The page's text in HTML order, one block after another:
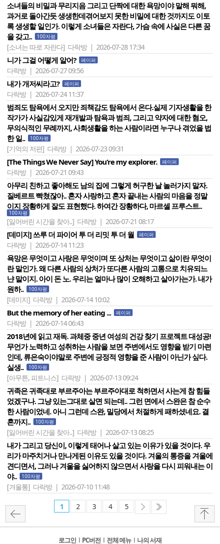
소녀들의 비밀과 무리지음 그리고 단짝에 대한 욕망이야 말해 뭐해,
과거로 돌아간듯 생생한데겪어보지 못한 비밀에 대한 것까지도 이토
록 생생할 일인가. 이렇게 소녀들은 자란다, 가슴 속에 사실은 다른 꿈
을 갖고..
100자평
[소녀는 따로 자란다] 다락방 | 2026-07-28 17:34
니가 그걸 어떻게 알어? 페이퍼
다락방 | 2026-07-27 09:56
내가 개저씨라고? 페이퍼
다락방 | 2026-07-24 11:37
범죄도 탐욕에서 오지만 죄책감도 탐욕에서 온다.실제 기자생활을 한
작가가 사실감있게 재개발과 탐욕과 범죄, 그리고 약자에 대한 혐오,
무의식적인 무례까지, 사회생활을 하는 사람이라면 누구나 겪었을 법
한 일..
100자평
[기억의 저편] 다락방 | 2026-07-23 09:31
[The Things We Never Say] You‘re my explorer. 페이퍼
다락방 | 2026-07-21 09:43
아무리 친하고 좋아해도 남의 집에 그렇게 허구한 날 놀러가지 말자.
질베르트 빡쳤잖아.. 혼자 사랑하고 혼자 끝내는 사람의 마음을 정말
이지 장황하게 잘도 표현했다. 하여간 장황하다, 마르셀 프루스트..
100자평
[잃어버린 시간을 찾아..] 다락방 | 2026-07-21 08:17
[데미지] 쓰루 더 파이어 투 더 리밋 투 더 월 페이퍼
다락방 | 2026-07-14 11:23
욕망은 무엇이고 사랑은 무엇이며 또 상처는 무엇이고 삶이란 무엇이
란 말인가. 왜 다른 사람의 상처가 또다른 사람의 고통으로 치유되느
냔 말이지. 아이 돈 노. 우리는 얼마나 많이 오해하고 살아가는가. 내가
원하..
100자평
[데미지] 다락방 | 2026-07-14 10:02
But the memory of her eating ... 페이퍼
다락방 | 2026-07-14 06:43
2018년에 읽고 재독. 과체중 중년 여성의 건강 찾기 프로젝트 대성공!
무언가 노력하고 성취하는 사람을 보면 주변에서도 영향을 받기 마련
인데, 류은숙이야말로 주변에 긍정적 영향을 준 사람이 아닌가 싶다.
실생..
100자평
[아무튼, 피트니스] 다락방 | 2026-07-13 09:24
귀족은 귀족대로 부르주아는 부르주아대로 척하면서 사는게 참 힘들
었겠구나. 그냥 있는그대로 살면 되는데.. 그런 면에서 스완은 참 순수
한 사람이었네. 아니 그런데 스완, 밀당에서 처절하게 패하셨네요. 결
혼까지..
100자평
[잃어버린 시간을 찾아..] 다락방 | 2026-07-13 08:25
내가 그리고 당신이, 이렇게 태어나 살고 있는 이유가 있을 것이다. 우
리가 마주치거나 만나게된 이유도 있을 것이다. 겨울의 통증을 겨울에
견디면서, 그러나 겨울을 싫어하지 않으면서 사랑을 다시 피워내는 이
야..
100자평
[겨울통] 다락방 | 2026-07-10 11:48
1 2 3 4 5
로그인 l PC버전 l 전체 메뉴 l 나의 서재